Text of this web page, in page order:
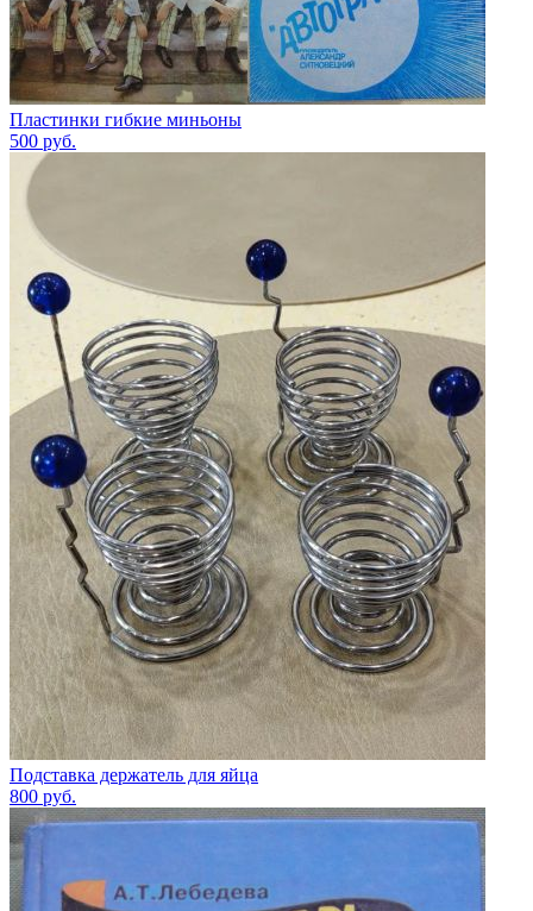
Пластинки гибкие миньоны
500 руб.
Подставка держатель для яйца
800 руб.